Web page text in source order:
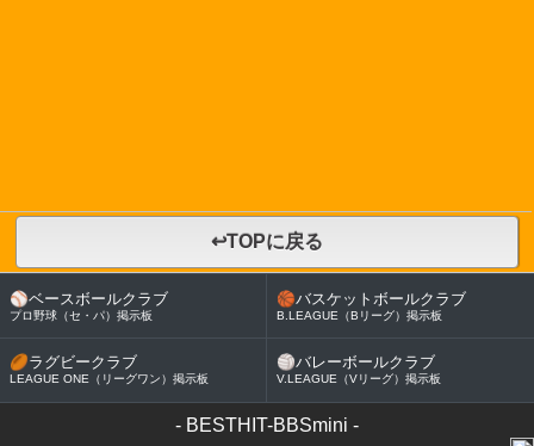
↩TOPに戻る
⚾ベースボールクラブ
プロ野球（セ・パ）掲示板
🏀バスケットボールクラブ
B.LEAGUE（Bリーグ）掲示板
🏉ラグビークラブ
LEAGUE ONE（リーグワン）掲示板
🏐バレーボールクラブ
V.LEAGUE（Vリーグ）掲示板
- BESTHIT-BBSmini -